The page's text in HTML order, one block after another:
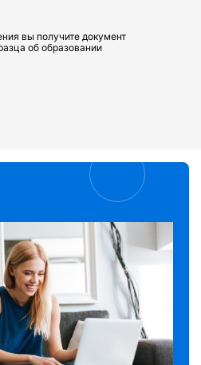
вы получите документ
об образовании